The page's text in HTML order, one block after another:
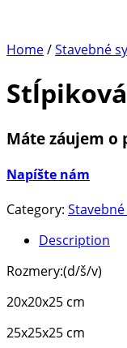
Home/Stavebné
Máte záujem o
Napíšte nám
Category:
Description
Rozmery:(d/š/v)
20x20x25 cm
25x25x25 cm